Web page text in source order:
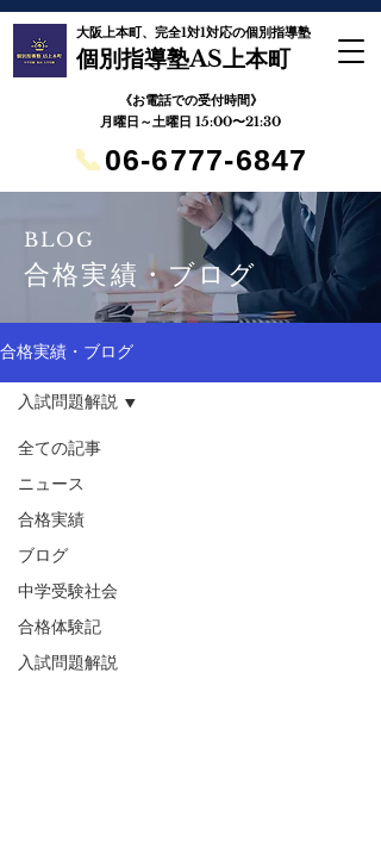
大阪上本町、完全1対1対応の個別指導塾
個別指導塾AS上本町
月曜日～土曜日 15:00〜21:30
📞06-6777-6847
《お電話での受付時間》
BLOG
合格実績・ブログ
合格実績・ブログ
全ての記事
ニュース
合格実績
ブログ
中学受験社会
合格体験記
入試問題解説
入試問題解説